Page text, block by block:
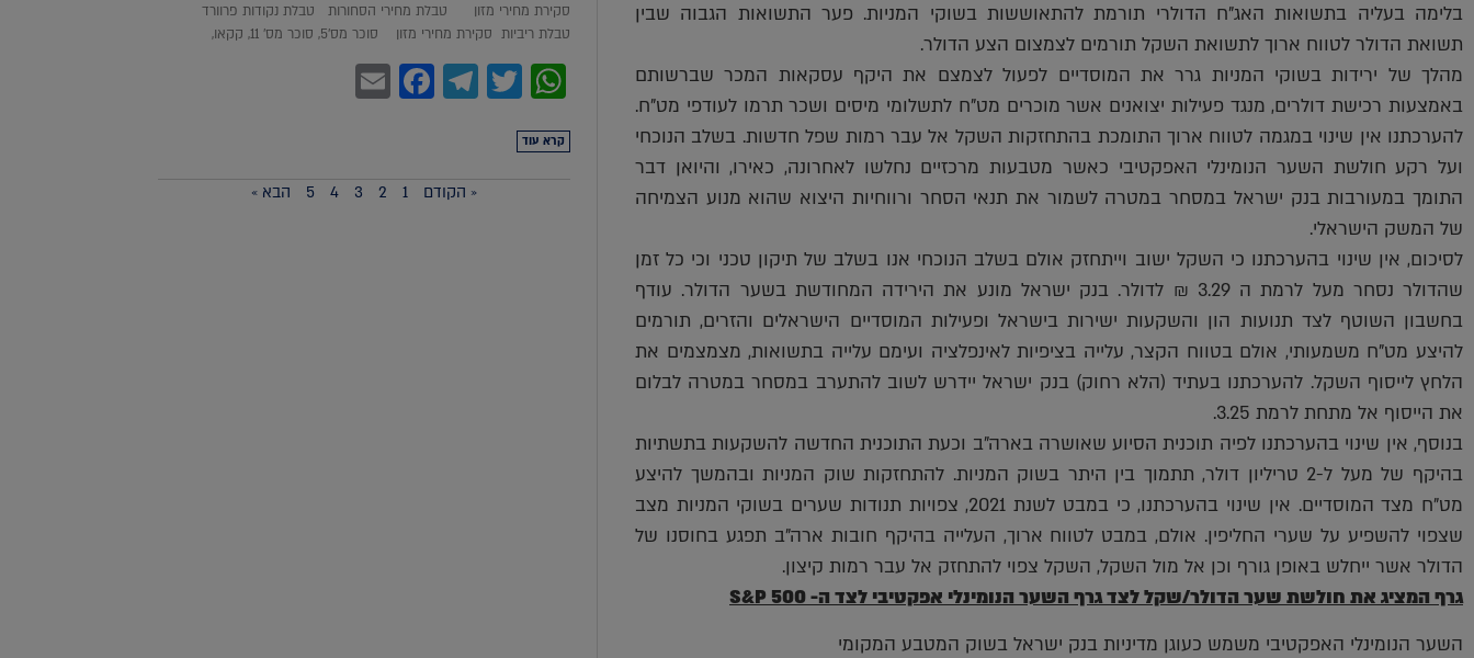
בלימה בעליה בתשואות האג"ח הדולרי תורמת להתאוששות בשוקי המניות. פער התשואות הגבוה שבין
תשואת הדולר לטווח ארוך לתשואת השקל תורמים לצמצום הצע הדולר.
מהלך של ירידות בשוקי המניות גרר את המוסדיים לפעול לצמצם את היקף עסקאות המכר שברשותם
באמצעות רכישת דולרים, מנגד פעילות יצואנים אשר מוכרים מט"ח לתשלומי מיסים ושכר תרמו לעודפי מט"ח.
להערכתנו אין שינוי במגמה לטווח ארוך התומכת בהתחזקות השקל אל עבר רמות שפל חדשות. בשלב הנוכחי
ועל רקע חולשת השער הנומינלי האפקטיבי כאשר מטבעות מרכזיים נחלשו לאחרונה, כאירו, והיואן דבר
התומך במעורבות בנק ישראל במסחר במטרה לשמור את תנאי הסחר ורווחיות היצוא שהוא מנוע הצמיחה
של המשק הישראלי.
לסיכום, אין שינוי בהערכתנו כי השקל ישוב וייתחזק אולם בשלב הנוכחי אנו בשלב של תיקון טכני וכי כל זמן
שהדולר נסחר מעל לרמת ה 3.29 ₪ לדולר. בנק ישראל מונע את הירידה המחודשת בשער הדולר. עודף
בחשבון השוטף לצד תנועות הון והשקעות ישירות בישראל ופעילות המוסדיים הישראלים והזרים, תורמים
להיצע מט"ח משמעותי, אולם בטווח הקצר, עלייה בציפיות לאינפלציה ועימם עלייה בתשואות, מצמצמים את
הלחץ לייסוף השקל. להערכתנו בעתיד (הלא רחוק) בנק ישראל יידרש לשוב להתערב במסחר במטרה לבלום
את הייסוף אל מתחת לרמת 3.25.
בנוסף, אין שינוי בהערכתנו לפיה תוכנית הסיוע שאושרה בארה"ב וכעת התוכנית החדשה להשקעות בתשתיות
בהיקף של מעל ל-2 טריליון דולר, תתמוך בין היתר בשוק המניות. להתחזקות שוק המניות ובהמשך להיצע
מט"ח מצד המוסדיים. אין שינוי בהערכתנו, כי במבט לשנת 2021, צפויות תנודות שערים בשוקי המניות מצב
שצפוי להשפיע על שערי החליפין. אולם, במבט לטווח ארוך, העלייה בהיקף חובות ארה"ב תפגע בחוסנו של
הדולר אשר ייחלש באופן גורף וכן אל מול השקל, השקל צפוי להתחזק אל עבר רמות קיצון.
גרף המציג את חולשת שער הדולר/שקל לצד גרף השער הנומינלי אפקטיבי לצד ה- S&P 500
השער הנומינלי האפקטיבי משמש כעוגן מדיניות בנק ישראל בשוק המטבע המקומי
סקירת מחירי מזון טבלת מחירי הסחורות טבלת נקודות פרוורד
טבלת ריביות סקירת מחירי מזון סוכר מס'5, סוכר מס' 11, קקאו,
WhatsApp
Twitter
Telegram
Facebook
Email
קרא עוד
« הקודם 1
2
3
4
5 הבא »